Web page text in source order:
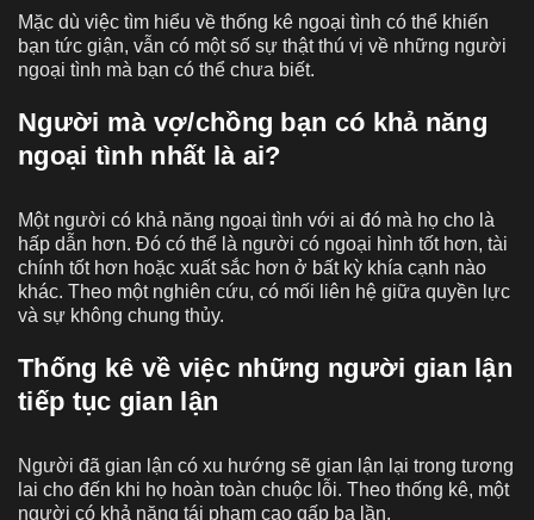
Mặc dù việc tìm hiểu về thống kê ngoại tình có thể khiến
bạn tức giận, vẫn có một số sự thật thú vị về những người
ngoại tình mà bạn có thể chưa biết.
Người mà vợ/chồng bạn có khả năng
ngoại tình nhất là ai?
Một người có khả năng ngoại tình với ai đó mà họ cho là
hấp dẫn hơn. Đó có thể là người có ngoại hình tốt hơn, tài
chính tốt hơn hoặc xuất sắc hơn ở bất kỳ khía cạnh nào
khác. Theo một nghiên cứu, có mối liên hệ giữa quyền lực
và sự không chung thủy.
Thống kê về việc những người gian lận
tiếp tục gian lận
Người đã gian lận có xu hướng sẽ gian lận lại trong tương
lai cho đến khi họ hoàn toàn chuộc lỗi. Theo thống kê, một
người có khả năng tái phạm cao gấp ba lần.